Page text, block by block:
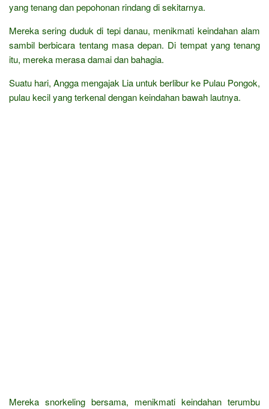
yang tenang dan pepohonan rindang di sekitarnya.
Mereka sering duduk di tepi danau, menikmati keindahan alam
sambil berbicara tentang masa depan. Di tempat yang tenang
itu, mereka merasa damai dan bahagia.
Suatu hari, Angga mengajak Lia untuk berlibur ke Pulau Pongok,
pulau kecil yang terkenal dengan keindahan bawah lautnya.
Mereka snorkeling bersama, menikmati keindahan terumbu